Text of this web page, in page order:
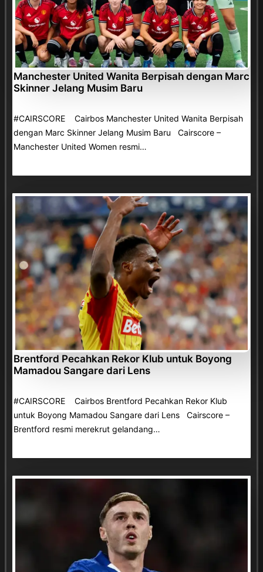
Manchester United Wanita Berpisah dengan Marc
Skinner Jelang Musim Baru
#CAIRSCORE Cairbos Manchester United Wanita Berpisah
dengan Marc Skinner Jelang Musim Baru Cairscore –
Manchester United Women resmi…
Brentford Pecahkan Rekor Klub untuk Boyong
Mamadou Sangare dari Lens
#CAIRSCORE Cairbos Brentford Pecahkan Rekor Klub
untuk Boyong Mamadou Sangare dari Lens Cairscore –
Brentford resmi merekrut gelandang…